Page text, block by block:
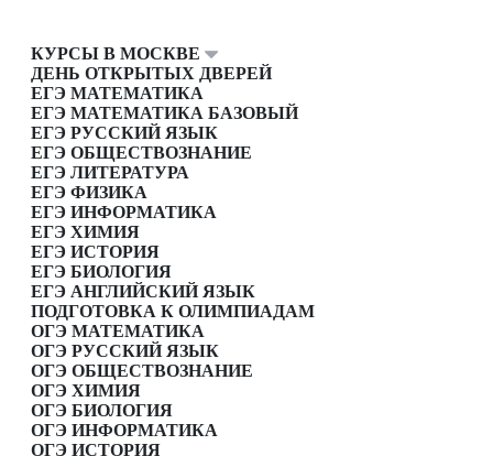
КУРСЫ В МОСКВЕ
ДЕНЬ ОТКРЫТЫХ ДВЕРЕЙ
ЕГЭ МАТЕМАТИКА
ЕГЭ МАТЕМАТИКА БАЗОВЫЙ
ЕГЭ РУССКИЙ ЯЗЫК
ЕГЭ ОБЩЕСТВОЗНАНИЕ
ЕГЭ ЛИТЕРАТУРА
ЕГЭ ФИЗИКА
ЕГЭ ИНФОРМАТИКА
ЕГЭ ХИМИЯ
ЕГЭ ИСТОРИЯ
ЕГЭ БИОЛОГИЯ
ЕГЭ АНГЛИЙСКИЙ ЯЗЫК
ПОДГОТОВКА К ОЛИМПИАДАМ
ОГЭ МАТЕМАТИКА
ОГЭ РУССКИЙ ЯЗЫК
ОГЭ ОБЩЕСТВОЗНАНИЕ
ОГЭ ХИМИЯ
ОГЭ БИОЛОГИЯ
ОГЭ ИНФОРМАТИКА
ОГЭ ИСТОРИЯ